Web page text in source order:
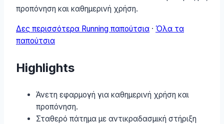
προπόνηση και καθημερινή χρήση.
Δες περισσότερα Running παπούτσια · Όλα τα
παπούτσια
Highlights
Άνετη εφαρμογή για καθημερινή χρήση και
προπόνηση.
Σταθερό πάτημα με αντικραδασμική στήριξη